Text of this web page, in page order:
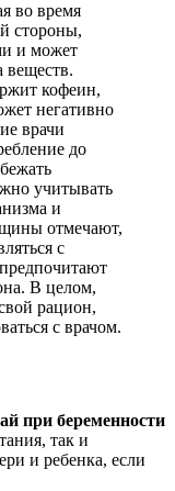
во время
стороны,
и может
веществ.
кофеин,
негативно
врачи
до
учитывать
и
отмечают,
с
В целом,
рацион,
с врачом.
при беременности
так и
и ребенка, если